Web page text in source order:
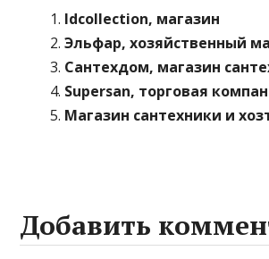
Idcollection, магазин
Эльфар, хозяйственный
Сантехдом, магазин
Supersan, торговая
Магазин сантехники и
Добавить